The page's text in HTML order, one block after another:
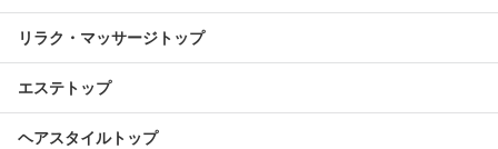
リラク・マッサージトップ
エステトップ
ヘアスタイルトップ